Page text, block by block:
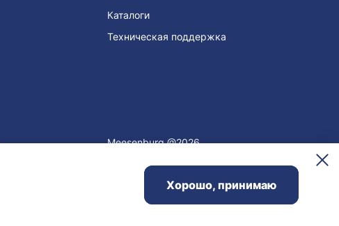
Хорошо, принимаю
Каталоги
Техническая поддержка
Meesenburg @2026